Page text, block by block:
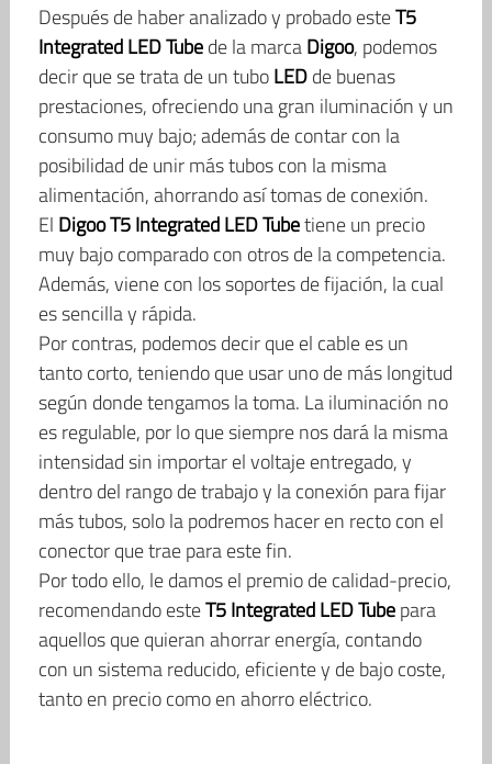
Después de haber analizado y probado esteT5
Integrated LED Tubede la marcaDigoo, podemos
decir que se trata de un tuboLEDde buenas
prestaciones, ofreciendo una gran iluminación y un
consumo muy bajo; además de contar con la
posibilidad de unir más tubos con la misma
alimentación, ahorrando así tomas de conexión.
El Digoo T5 Integrated LED Tubetiene un precio
muy bajo comparado con otros de la competencia.
Además, viene con los soportes de fijación, la cual
es sencilla y rápida.
Por contras, podemos decir que el cable es un
tanto corto, teniendo que usar uno de más longitud
según donde tengamos la toma. La iluminación no
es regulable, por lo que siempre nos dará la misma
intensidad sin importar el voltaje entregado, y
dentro del rango de trabajo y la conexión para fijar
más tubos, solo la podremos hacer en recto con el
conector que trae para este fin.
Por todo ello, le damos el premio de calidad-precio,
recomendando esteT5 Integrated LED Tubepara
aquellos que quieran ahorrar energía, contando
con un sistema reducido, eficiente y de bajo coste,
tanto en precio como en ahorro eléctrico.